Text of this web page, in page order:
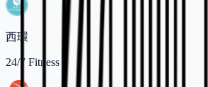
西環
24/7 Fitness